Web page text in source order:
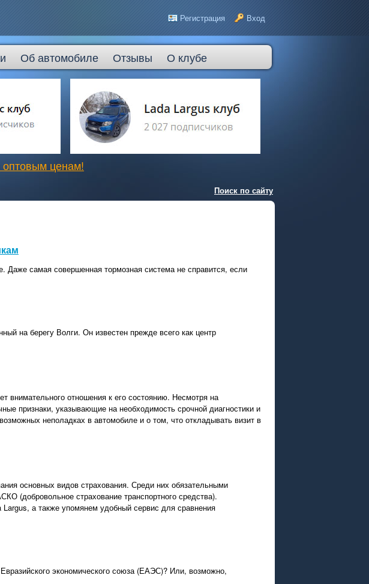
Регистрация Вход
Об автомобиле Отзывы О клубе
оптовым ценам!
Поиск по сайту
самая совершенная тормозная система не справится, если
на берегу Волги. Он известен прежде всего как центр
внимательного отношения к его состоянию. Несмотря на
признаки, указывающие на необходимость срочной диагностики и
неполадках в автомобиле и о том, что откладывать визит в
основных видов страхования. Среди них обязательными
(добровольное страхование транспортного средства).
а также упомянем удобный сервис для сравнения
экономического союза (ЕАЭС)? Или, возможно,